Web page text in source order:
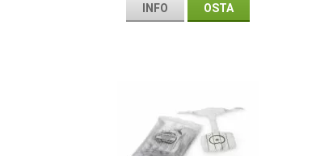
INFO OSTA